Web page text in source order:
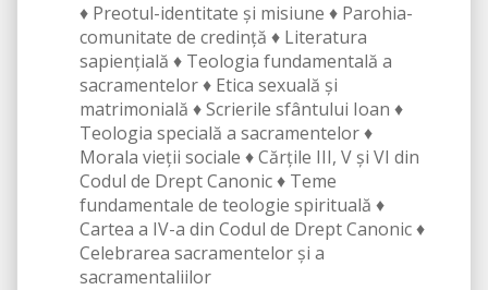
♦ Preotul-identitate și misiune ♦ Parohia-
comunitate de credință ♦ Literatura
sapiențială ♦ Teologia fundamentală a
sacramentelor ♦ Etica sexuală și
matrimonială ♦ Scrierile sfântului Ioan ♦
Teologia specială a sacramentelor ♦
Morala vieții sociale ♦ Cărțile III, V și VI din
Codul de Drept Canonic ♦ Teme
fundamentale de teologie spirituală ♦
Cartea a IV-a din Codul de Drept Canonic ♦
Celebrarea sacramentelor și a
sacramentaliilor